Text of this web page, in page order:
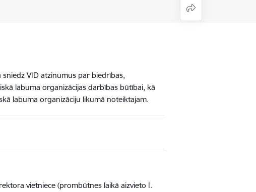
VID atzinumus par biedrības,
labuma organizācijas darbības būtībai, kā
labuma organizāciju likumā noteiktajam.
vietniece (prombūtnes laikā aizvieto I.